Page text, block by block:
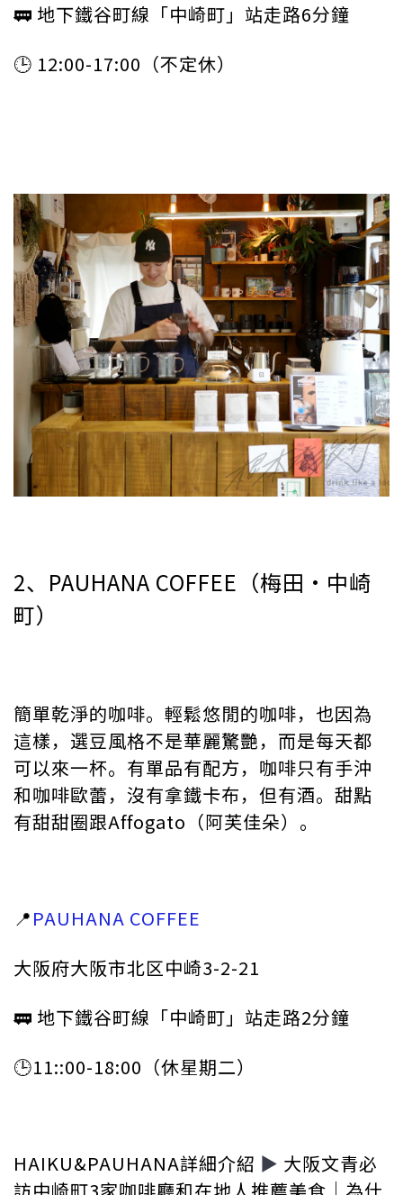
🚃 地下鐵谷町線「中崎町」站走路6分鐘
🕒 12:00-17:00（不定休）
2、PAUHANA COFFEE（梅田•中崎
町）
簡單乾淨的咖啡。輕鬆悠閒的咖啡，也因為
這樣，選豆風格不是華麗驚艷，而是每天都
可以來一杯。有單品有配方，咖啡只有手沖
和咖啡歐蕾，沒有拿鐵卡布，但有酒。甜點
有甜甜圈跟Affogato（阿芙佳朵）。
📍PAUHANA COFFEE
大阪府大阪市北区中崎3-2-21
🚃 地下鐵谷町線「中崎町」站走路2分鐘
🕒11::00-18:00（休星期二）
HAIKU&PAUHANA詳細介紹 ▶︎ 大阪文青必